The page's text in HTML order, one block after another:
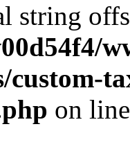
string
custom-
on